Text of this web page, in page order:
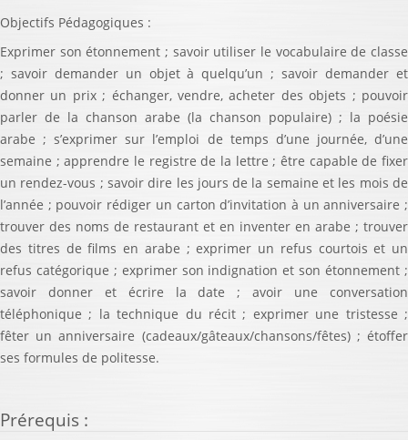
Objectifs Pédagogiques :
Exprimer son étonnement ; savoir utiliser le vocabulaire de classe
; savoir demander un objet à quelqu’un ; savoir demander et
donner un prix ; échanger, vendre, acheter des objets ; pouvoir
parler de la chanson arabe (la chanson populaire) ; la poésie
arabe ; s’exprimer sur l’emploi de temps d’une journée, d’une
semaine ; apprendre le registre de la lettre ; être capable de fixer
un rendez-vous ; savoir dire les jours de la semaine et les mois de
l’année ; pouvoir rédiger un carton d’invitation à un anniversaire ;
trouver des noms de restaurant et en inventer en arabe ; trouver
des titres de films en arabe ; exprimer un refus courtois et un
refus catégorique ; exprimer son indignation et son étonnement ;
savoir donner et écrire la date ; avoir une conversation
téléphonique ; la technique du récit ; exprimer une tristesse ;
fêter un anniversaire (cadeaux/gâteaux/chansons/fêtes) ; étoffer
ses formules de politesse.
Prérequis :